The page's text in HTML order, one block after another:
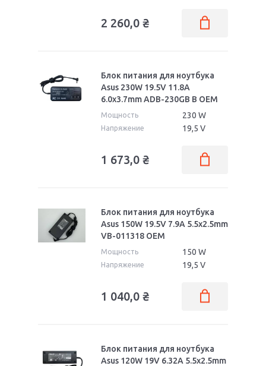
2 260,0 ₴
Блок питания для ноутбука
Asus 230W 19.5V 11.8A
6.0x3.7mm ADB-230GB B OEM
Мощность 230 W
Напряжение 19,5 V
1 673,0 ₴
Блок питания для ноутбука
Asus 150W 19.5V 7.9A 5.5x2.5mm
VB-011318 OEM
Мощность 150 W
Напряжение 19,5 V
1 040,0 ₴
Блок питания для ноутбука
Asus 120W 19V 6.32A 5.5x2.5mm